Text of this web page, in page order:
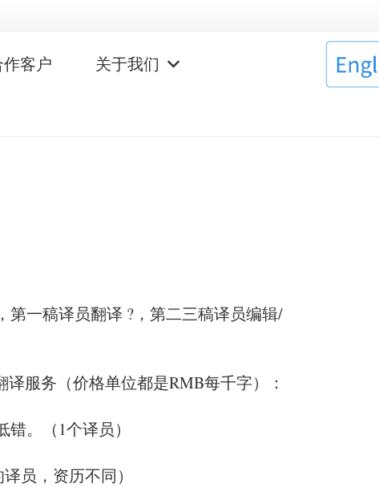
客户 关于我们
第一稿译员翻译 ?，第二三稿译员编辑/
服务（价格单位都是RMB每千字）：
。（1个译员）
员，资历不同）